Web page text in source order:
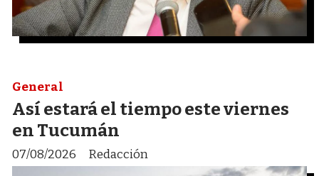
Así estará el tiempo este viernes
en Tucumán
Redacción
General
07/08/2026